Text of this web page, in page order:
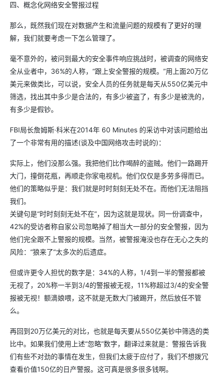
四、概念化网络安全警报过程
那么，既然我们现在对数据产生和流量问题的规模有了更好的理
解，我们就要考虑一下怎么管理了。
毫不意外的，被问到最大的安全事件响应挑战时，被调查的网络安
全从业者中，36%的人称，“跟上安全警报的规模。”用上面20万亿
美元来做类比，可以说，安全人员的任务就是每天从550亿美元中
筛选，找出其中多少是合法的，有多少被盗了，有多少是被洗的，
有多少是假钞。
FBI局长詹姆斯·科米在2014年 60 Minutes 的采访中对该问题给出
了一个非常有用的描述(谈及中国网络攻击时说的)：
实际上，他们没那么强。我把他们比作喝醉的盗贼。他们一路踢开
大门，撞倒花瓶，再顺走你家电视机。他们仅仅是多劳多得而已。
他们的策略似乎是：我们就是时时刻刻无处不在。而他们无法阻挡
我们。
关键句是“时时刻刻无处不在”，因为这就是现状。同一份调查中，
42%的受访者称自家公司忽略掉了相当大一部分的安全警报，因为
他们完全跟不上警报的规模。当然，被警报淹没也存在无心之失的
风险：“狼来了”太多次的后遗症。
但或许更令人担忧的数字是：34%的人称，1/4到一半的警报都被
无视了，20%称一半到3/4的警报被无视，11%称超过3/4的安全警
报被无视！额滴娘喂，这不就是无数大门被踢开，然后放任不管
么。
再回到20万亿美元的对比，也就是每天要从550亿美钞中筛选的类
比中。如果我们使用上述“忽略”数字，翻译过来就是：警报告诉我
们有些不对劲的事情在发生，但我们太疲于应付了，我们不想拨冗
查看价值150亿的日产警报。这可真是很多很多钱啊。